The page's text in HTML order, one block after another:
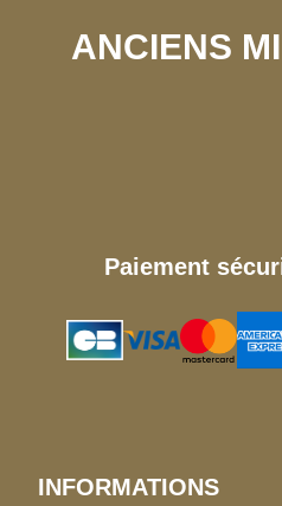
ANCIENS
Paiement
INFORMATIONS